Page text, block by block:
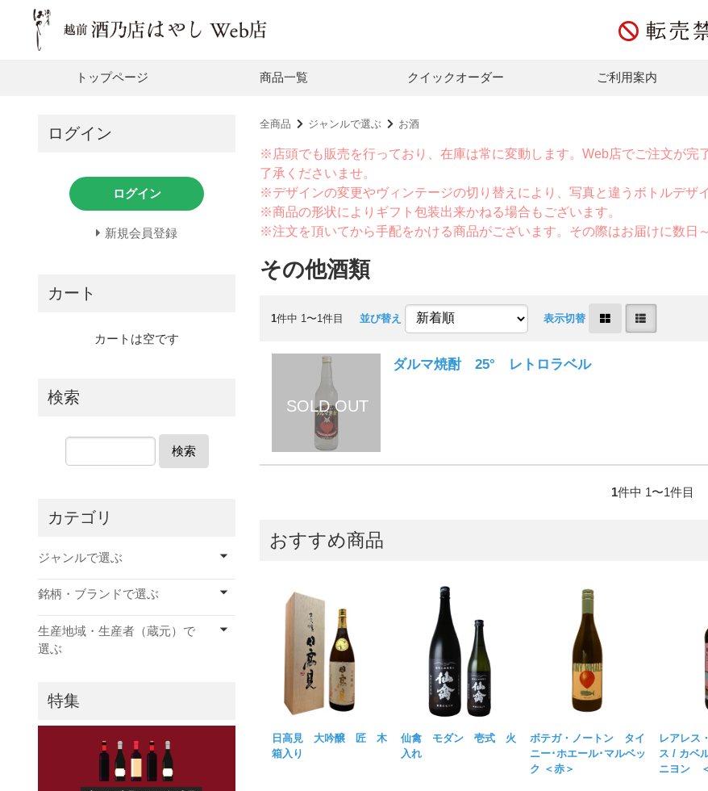
トップページ 商品一覧 クイックオーダー ご利用案内
全商品 ジャンルで選ぶ お酒
※店頭でも販売を行っており、在庫は常に変動します。Web店でご注文が完
了承くださいませ。
※デザインの変更やヴィンテージの切り替えにより、写真と違うボトルデザ
※商品の形状によりギフト包装出来かねる場合もございます。
※注文を頂いてから手配をかける商品がございます。その際はお届けに数日
その他酒類
1件中 1〜1件目 並び替え 表示切替
ダルマ焼酎 25° レトロラベル
1件中 1〜1件目
おすすめ商品
日高見 大吟醸 匠 木
箱入り
仙禽 モダン 壱式 火
入れ
ボテガ・ノートン タイ
ニー･ホエール･マルベッ
ク ＜赤＞
レアレス
ス / カベ
ニヨン
ログイン
ログイン
新規会員登録
カート
カートは空です
検索
検索
カテゴリ
ジャンルで選ぶ
銘柄・ブランドで選ぶ
生産地域・生産者（蔵元）で
選ぶ
特集